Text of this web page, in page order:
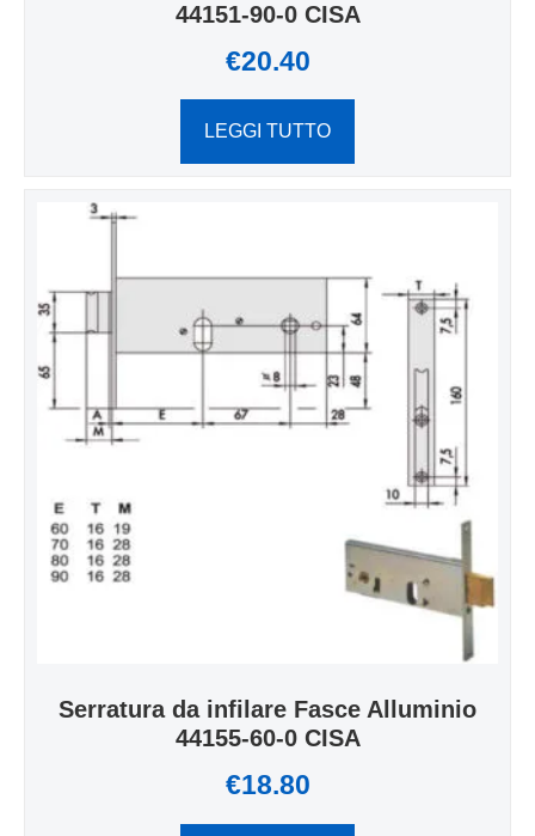
44151-90-0 CISA
€20.40
LEGGI TUTTO
Serratura da infilare Fasce Alluminio
44155-60-0 CISA
€18.80